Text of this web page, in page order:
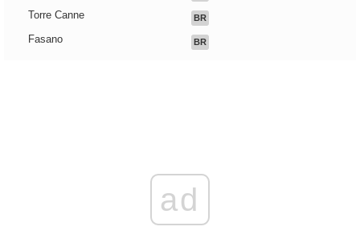
Torre Canne BR
Fasano BR
ad